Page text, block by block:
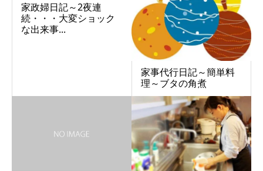
家政婦日記～2夜連
続・・・大変ショック
な出来事...
家事代行日記～簡単料
理～ブタの角煮